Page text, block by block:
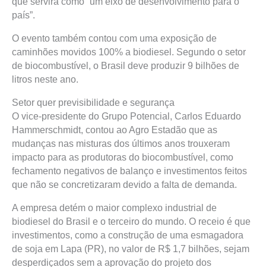
país”.
O evento também contou com uma exposição de
caminhões movidos 100% a biodiesel. Segundo o setor
de biocombustível, o Brasil deve produzir 9 bilhões de
litros neste ano.
Setor quer previsibilidade e segurança
O vice-presidente do Grupo Potencial, Carlos Eduardo
Hammerschmidt, contou ao Agro Estadão que as
mudanças nas misturas dos últimos anos trouxeram
impacto para as produtoras do biocombustível, como
fechamento negativos de balanço e investimentos feitos
que não se concretizaram devido a falta de demanda.
A empresa detém o maior complexo industrial de
biodiesel do Brasil e o terceiro do mundo. O receio é que
investimentos, como a construção de uma esmagadora
de soja em Lapa (PR), no valor de R$ 1,7 bilhões, sejam
desperdiçados sem a aprovação do projeto dos